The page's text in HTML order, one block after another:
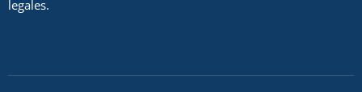
legales.